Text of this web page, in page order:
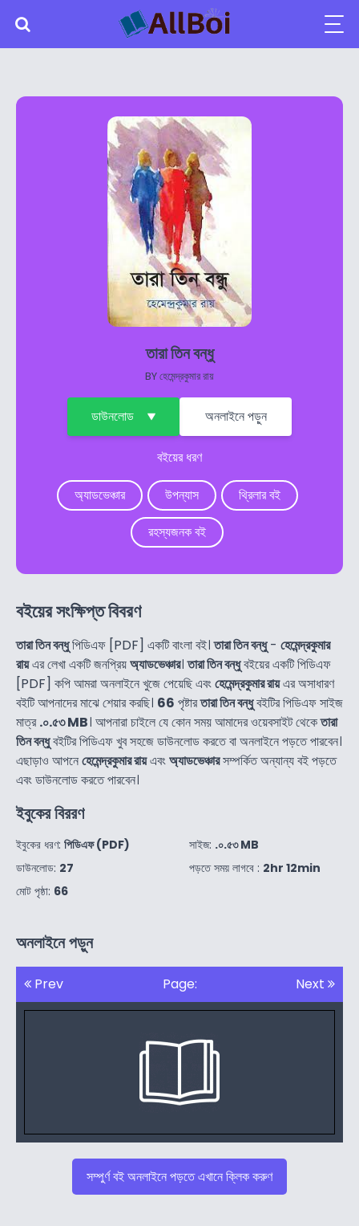
তারা তিন বন্ধু
BYহেমেন্দ্রকুমার রায়
ডাউনলোড অনলাইনে পড়ুন
বইয়ের ধরণ
অ্যাডভেঞ্চার উপন্যাস
থ্রিলার বই
রহস্যজনক বই
বইয়ের সংক্ষিপ্ত বিবরণ
তারা তিন বন্ধুপিডিএফ [PDF] একটি বাংলা বই।তারা তিন বন্ধু- হেমেন্দ্রকুমার
রায়এর লেখা একটি জনপ্রিয়অ্যাডভেঞ্চার।তারা তিন বন্ধুবইয়ের একটি পিডিএফ
[PDF] কপি আমরা অনলাইনে খুজে পেয়েছি এবংহেমেন্দ্রকুমার রায়এর অসাধারণ
বইটি আপনাদের মাঝে শেয়ার করছি। 66 পৃষ্টারতারা তিন বন্ধুবইটির পিডিএফ সাইজ
মাত্র.০.৫৩ MB। আপনারা চাইলে যে কোন সময় আমাদের ওয়েবসাইট থেকেতারা
তিন বন্ধুবইটির পিডিএফ খুব সহজে ডাউনলোড করতে বা অনলাইনে পড়তে পারবেন।
এছাড়াও আপনেহেমেন্দ্রকুমার রায়এবংঅ্যাডভেঞ্চারসম্পর্কিত অন্যান্য বই পড়তে
এবং ডাউনলোড করতে পারবেন।
ইবুকের বিররণ
ইবুকের ধরণ: পিডিএফ (PDF)
ডাউনলোড: 27
মোট পৃষ্ঠা: 66
সাইজ: .০.৫৩ MB
পড়তে সময় লাগবে : 2hr 12min
অনলাইনে পড়ুন
Prev Page: Next
সম্পুর্ণ বই অনলাইনে পড়তে এখানে ক্লিক করুণ